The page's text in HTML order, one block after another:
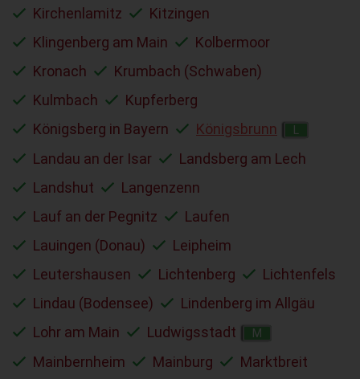
Kirchenlamitz
Kitzingen
Klingenberg am Main
Kolbermoor
Kronach
Krumbach (Schwaben)
Kulmbach
Kupferberg
Königsberg in Bayern
Königsbrunn
Landau an der Isar
Landsberg am Lech
Landshut
Langenzenn
Lauf an der Pegnitz
Laufen
Lauingen (Donau)
Leipheim
Leutershausen
Lichtenberg
Lichtenfels
Lindau (Bodensee)
Lindenberg im Allgäu
Lohr am Main
Ludwigsstadt M
Mainbernheim Mainburg
Marktbreit